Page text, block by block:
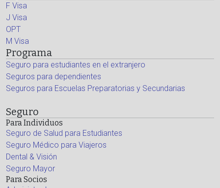
F Visa
J Visa
OPT
M Visa
Programa
Seguro para estudiantes en el extranjero
Seguros para dependientes
Seguros para Escuelas Preparatorias y Secundarias
Seguro
Para Individuos
Seguro de Salud para Estudiantes
Seguro Médico para Viajeros
Dental & Visión
Seguro Mayor
Para Socios